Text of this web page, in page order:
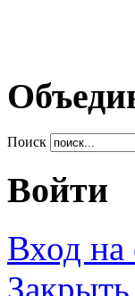
Поиск
Войти
Вход на
Закрыть